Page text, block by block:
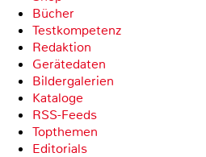
Bücher
Testkompetenz
Redaktion
Gerätedaten
Bildergalerien
Kataloge
RSS-Feeds
Topthemen
Editorials